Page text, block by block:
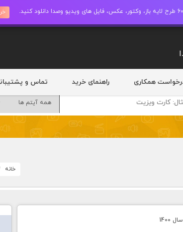
همکاری راهنمای خرید تماس و
خانه